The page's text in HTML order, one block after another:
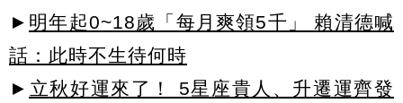
► 明年起0~18歲「每月爽領5千」 賴清德喊
話：此時不生待何時
► 立秋好運來了！ 5星座貴人、升遷運齊發